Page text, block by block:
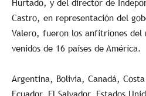
Hurtado, y del director de
Castro, en representación del
Valero, fueron los anfitriones del
venidos de 16 países de América.
Argentina, Bolivia, Canadá,
Ecuador, El Salvador, Estados